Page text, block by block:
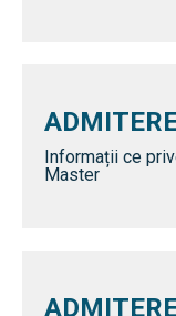
Informații ce
Master